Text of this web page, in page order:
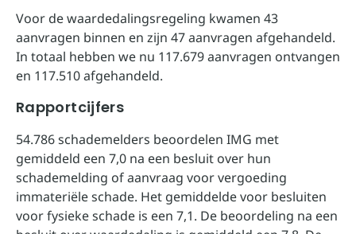
Voor de waardedalingsregeling kwamen 43
aanvragen binnen en zijn 47 aanvragen afgehandeld.
In totaal hebben we nu 117.679 aanvragen ontvangen
en 117.510 afgehandeld.
Rapportcijfers
54.786 schademelders beoordelen IMG met
gemiddeld een 7,0 na een besluit over hun
schademelding of aanvraag voor vergoeding
immateriële schade. Het gemiddelde voor besluiten
voor fysieke schade is een 7,1. De beoordeling na een